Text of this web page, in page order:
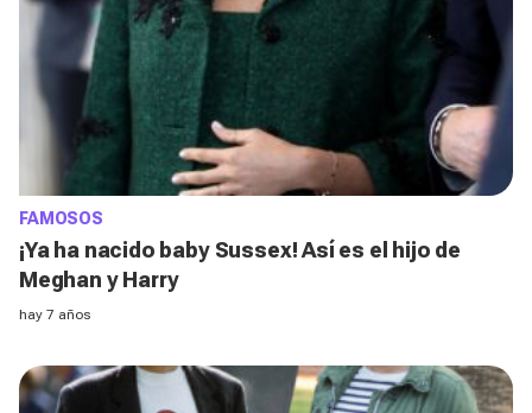
FAMOSOS
¡Ya ha nacido baby Sussex! Así es el hijo de
Meghan y Harry
hay 7 años